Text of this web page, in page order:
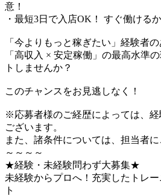
意！
・最短3日で入店OK！ すぐ働ける
「今よりもっと稼ぎたい」経験者の
「高収入 × 安定稼働」の最高水準
トしませんか？
このチャンスをお見逃しなく！
※応募者様のご経歴によっては、
ございます。
また、諸条件については、担当者に
～～～～
★経験・未経験問わず大募集★
未経験からプロへ！充実したトレ
ト